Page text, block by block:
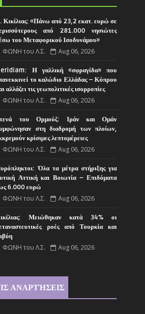
Κικίλιας: «Πάνω από 23,2 εκατ. ευρώ σε
από 281.000 νησιώτες
του Μεταφορικού Ισοδυνάμου»
ΦΩΝΗ του Λ.Σ. Aug 06, 2026
Η γαλλική «σφραγίδα» που
το καλώδιο Ελλάδας – Κύπρου
αλλάζει τις γεωπολιτικές ισορροπίες
ΦΩΝΗ του Λ.Σ. Aug 06, 2026
του Ορμούζ: Ιράν και Ομάν
στη διαδρομή των πλοίων,
κρίσιμες λεπτομέρειες
ΦΩΝΗ του Λ.Σ. Aug 06, 2026
Όλα τα μέτρα στήριξης για
Αττική και Βοιωτία – Επιδόματα
6.000 ευρώ
ΦΩΝΗ του Λ.Σ. Aug 06, 2026
Μειώθηκαν κατά 34% οι
ροές από Τουρκία και
ΦΩΝΗ του Λ.Σ. Aug 06, 2026
ΑΝΑΡΤΉΣΕΙΣ